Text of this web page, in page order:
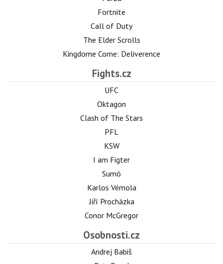
Fortnite
Call of Duty
The Elder Scrolls
Kingdome Come: Deliverence
Fights.cz
UFC
Oktagon
Clash of The Stars
PFL
KSW
I am Figter
Sumó
Karlos Vémola
Jiří Procházka
Conor McGregor
Osobnosti.cz
Andrej Babiš